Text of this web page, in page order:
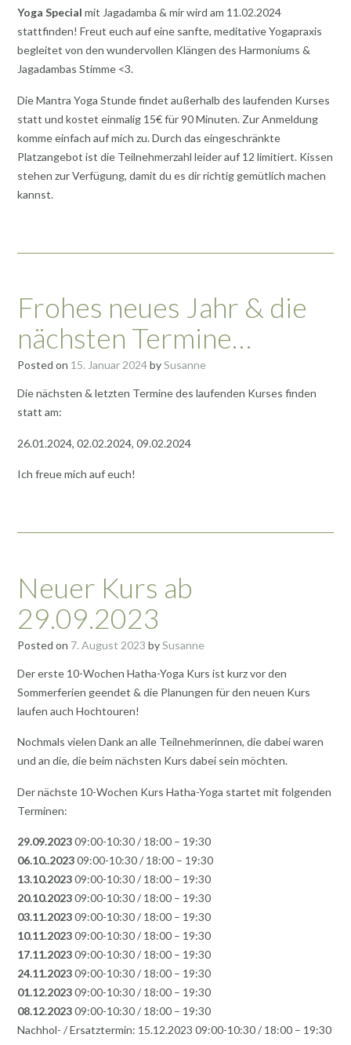
Yoga Special mit Jagadamba & mir wird am 11.02.2024
stattfinden! Freut euch auf eine sanfte, meditative Yogapraxis
begleitet von den wundervollen Klängen des Harmoniums &
Jagadambas Stimme <3.
Die Mantra Yoga Stunde findet außerhalb des laufenden Kurses
statt und kostet einmalig 15€ für 90 Minuten. Zur Anmeldung
komme einfach auf mich zu. Durch das eingeschränkte
Platzangebot ist die Teilnehmerzahl leider auf 12 limitiert. Kissen
stehen zur Verfügung, damit du es dir richtig gemütlich machen
kannst.
Frohes neues Jahr & die
nächsten Termine…
Posted on 15. Januar 2024bySusanne
Die nächsten & letzten Termine des laufenden Kurses finden
statt am:
26.01.2024, 02.02.2024, 09.02.2024
Ich freue mich auf euch!
Neuer Kurs ab
29.09.2023
Posted on 7. August 2023 bySusanne
Der erste 10-Wochen Hatha-Yoga Kurs ist kurz vor den
Sommerferien geendet & die Planungen für den neuen Kurs
laufen auch Hochtouren!
Nochmals vielen Dank an alle Teilnehmerinnen, die dabei waren
und an die, die beim nächsten Kurs dabei sein möchten.
Der nächste 10-Wochen Kurs Hatha-Yoga startet mit folgenden
Terminen:
29.09.202309:00-10:30 / 18:00 – 19:30
06.10..202309:00-10:30 / 18:00 – 19:30
13.10.202309:00-10:30 / 18:00 – 19:30
20.10.202309:00-10:30 / 18:00 – 19:30
03.11.202309:00-10:30 / 18:00 – 19:30
10.11.202309:00-10:30 / 18:00 – 19:30
17.11.202309:00-10:30 / 18:00 – 19:30
24.11.202309:00-10:30 / 18:00 – 19:30
01.12.202309:00-10:30 / 18:00 – 19:30
08.12.202309:00-10:30 / 18:00 – 19:30
Nachhol- / Ersatztermin: 15.12.2023 09:00-10:30 / 18:00 – 19:30